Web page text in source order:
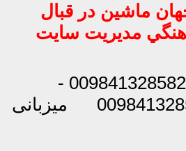
ماشين در قبال
مديريت سايت
شماره تماس: 00984132858296 - 00984132858297- 00984132858298 -
میزبانی